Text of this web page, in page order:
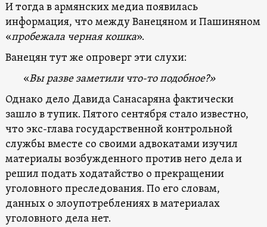
И тогда в армянских медиа появилась
информация, что между Ванецяном и Пашиняном
«пробежала черная кошка».
Ванецян тут же опроверг эти слухи:
«Вы разве заметили что-то подобное?»
Однако дело Давида Санасаряна фактически
зашло в тупик. Пятого сентября стало известно,
что экс-глава государственной контрольной
службы вместе со своими адвокатами изучил
материалы возбужденного против него дела и
решил подать ходатайство о прекращении
уголовного преследования. По его словам,
данных о злоупотреблениях в материалах
уголовного дела нет.